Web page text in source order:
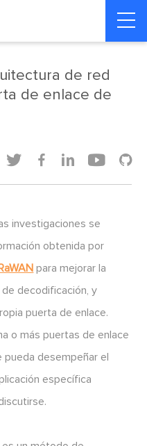
Dinámica de la industria
de red
de enlace de
    
investigaciones se
obtenida por
para mejorar la
decodificación, y
puerta de enlace.
o más puertas de enlace
desempeñar el
específica